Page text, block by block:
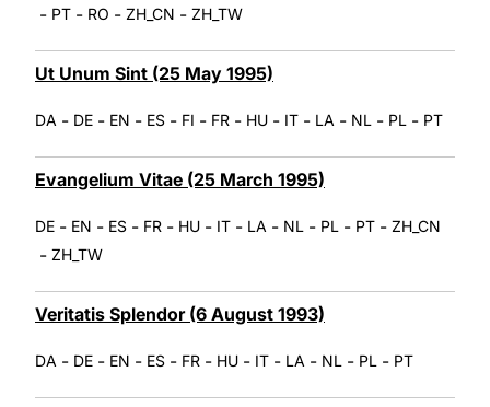
- PT - RO - ZH_CN - ZH_TW
Ut Unum Sint (25 May 1995)
DA - DE - EN - ES - FI - FR - HU - IT - LA - NL - PL - PT
Evangelium Vitae (25 March 1995)
DE - EN - ES - FR - HU - IT - LA - NL - PL - PT - ZH_CN
- ZH_TW
Veritatis Splendor (6 August 1993)
DA - DE - EN - ES - FR - HU - IT - LA - NL - PL - PT